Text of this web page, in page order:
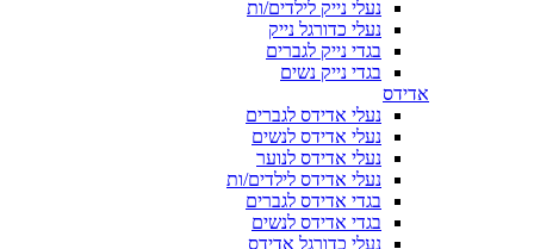
נעלי נייק לילדים/ות
נעלי כדורגל נייק
בגדי נייק לגברים
בגדי נייק נשים
אדידס
נעלי אדידס לגברים
נעלי אדידס לנשים
נעלי אדידס לנוער
נעלי אדידס לילדים/ות
בגדי אדידס לגברים
בגדי אדידס לנשים
נעלי כדורגל אדידס